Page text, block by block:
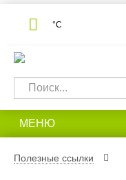
°С
МЕНЮ
Полезные ссылки